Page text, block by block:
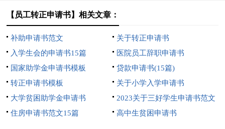
【员工转正申请书】相关文章：
补助申请书范文
关于转正申请书
入学生会的申请书15篇
医院员工辞职申请书
国家助学金申请书模板
贷款申请书(15篇)
转正申请书模板
关于小学入学申请书
大学贫困助学金申请书
2023关于三好学生申请书范文
住房申请书范文15篇
高中生贫困申请书